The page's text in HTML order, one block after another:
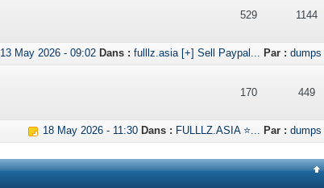
529 1144
13 May 2026 - 09:02 Dans : fulllz.asia [+] Sell Paypal... Par : dumps
170 449
18 May 2026 - 11:30 Dans : FULLLZ.ASIA ⭐... Par : dumps